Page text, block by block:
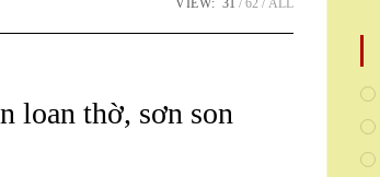
VIEW: 31 62 ALL
loan thờ, sơn son